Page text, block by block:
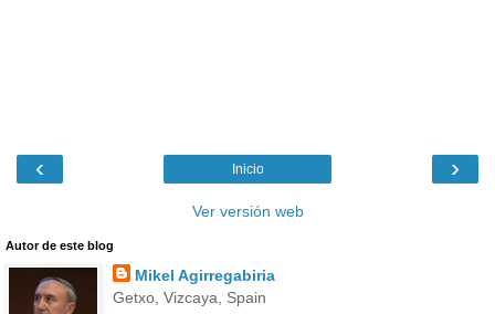
‹ ›
Inicio
Ver versión web
Autor de este blog
Mikel Agirregabiria
Getxo, Vizcaya, Spain